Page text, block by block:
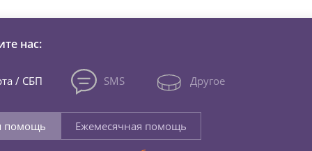
нас:
/ СБП SMS Другое
помощь
Ежемесячная помощь